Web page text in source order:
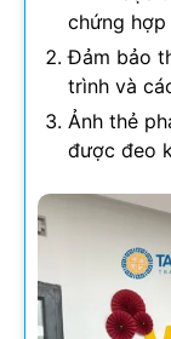
chứng hợp
Đảm bảo
trình và
Ảnh thẻ
được đeo